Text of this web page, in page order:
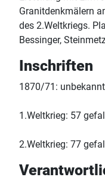
Granitdenkmälern
des 2.Weltkriegs.
Bessinger,
Inschriften
1870/71: unbekannt
1.Weltkrieg: 57
2.Weltkrieg: 77